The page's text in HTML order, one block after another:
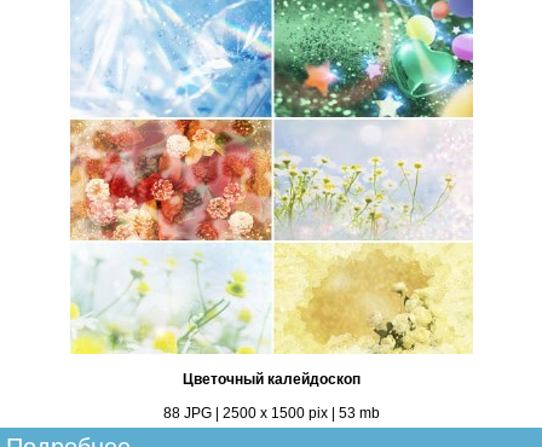
Цветочный калейдоскоп
88 JPG | 2500 х 1500 pix | 53 mb